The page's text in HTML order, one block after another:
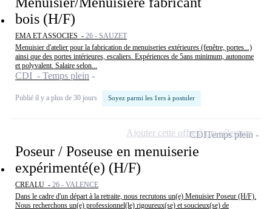
bois (H/F)
EMA ET ASSOCIES - 26 - SAUZET
Menuisier d'atelier pour la fabrication de menuiseries extérieures (fenêtre, portes...)
ainsi que des portes intérieures, escaliers. Expériences de 5ans minimum, autonome
et polyvalent. Salaire selon...
CDI - Temps plein
Publié il y a plus de 30 jours Soyez parmi les 1ers à postuler
Poseur / Poseuse en menuiserie
expérimenté(e) (H/F)
CREALU - 26 - VALENCE
Dans le cadre d'un départ à la retraite, nous recrutons un(e) Menuisier Poseur (H/F).
Nous recherchons un(e) professionnel(le) rigoureux(se) et soucieux(se) de
CDITemps plein
Ajouter cette offre à ma sélection